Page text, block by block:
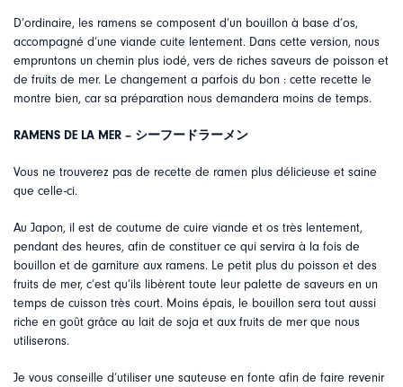
D’ordinaire, les ramens se composent d’un bouillon à base d’os,
accompagné d’une viande cuite lentement. Dans cette version, nous
empruntons un chemin plus iodé, vers de riches saveurs de poisson et
de fruits de mer. Le changement a parfois du bon : cette recette le
montre bien, car sa préparation nous demandera moins de temps.
RAMENS DE LA MER – シーフードラーメン
Vous ne trouverez pas de recette de ramen plus délicieuse et saine
que celle-ci.
Au Japon, il est de coutume de cuire viande et os très lentement,
pendant des heures, afin de constituer ce qui servira à la fois de
bouillon et de garniture aux ramens. Le petit plus du poisson et des
fruits de mer, c’est qu’ils libèrent toute leur palette de saveurs en un
temps de cuisson très court. Moins épais, le bouillon sera tout aussi
riche en goût grâce au lait de soja et aux fruits de mer que nous
utiliserons.
Je vous conseille d’utiliser une sauteuse en fonte afin de faire revenir